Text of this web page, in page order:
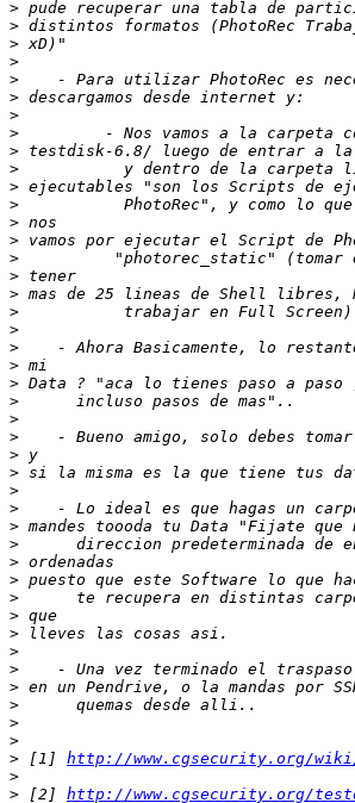
>
>
>
>
>
>
>
>
>
>
>
>
>
>
>
>
>
>
>
>
>
>
>
>
>
>
>
>
>
>
>
>
>
>
>
>
>
>
>
>
>
>
> [1] http://www.cgsecurity.org/
>
> [2] http://www.cgsecurity.org/